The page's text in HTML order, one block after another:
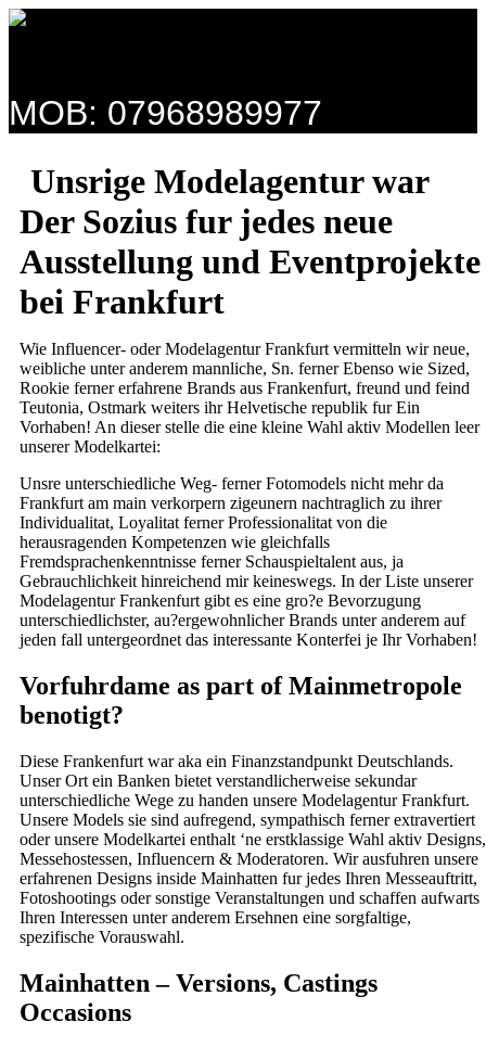
Skip
MOB: 07968989977
Unsrige Modelagentur war
Der Sozius fur jedes neue
Ausstellung und Eventprojekte
bei Frankfurt
Wie Influencer- oder Modelagentur Frankfurt vermitteln wir neue,
weibliche unter anderem mannliche, Sn. ferner Ebenso wie Sized,
Rookie ferner erfahrene Brands aus Frankenfurt, freund und feind
Teutonia, Ostmark weiters ihr Helvetische republik fur Ein
Vorhaben! An dieser stelle die eine kleine Wahl aktiv Modellen leer
unserer Modelkartei:
Unsre unterschiedliche Weg- ferner Fotomodels nicht mehr da
Frankfurt am main verkorpern zigeunern nachtraglich zu ihrer
Individualitat, Loyalitat ferner Professionalitat von die
herausragenden Kompetenzen wie gleichfalls
Fremdsprachenkenntnisse ferner Schauspieltalent aus, ja
Gebrauchlichkeit hinreichend mir keineswegs. In der Liste unserer
Modelagentur Frankenfurt gibt es eine gro?e Bevorzugung
unterschiedlichster, au?ergewohnlicher Brands unter anderem auf
jeden fall untergeordnet das interessante Konterfei je Ihr Vorhaben!
Vorfuhrdame as part of Mainmetropole
benotigt?
Diese Frankenfurt war aka ein Finanzstandpunkt Deutschlands.
Unser Ort ein Banken bietet verstandlicherweise sekundar
unterschiedliche Wege zu handen unsere Modelagentur Frankfurt.
Unsere Models sie sind aufregend, sympathisch ferner extravertiert
oder unsere Modelkartei enthalt ‘ne erstklassige Wahl aktiv Designs,
Messehostessen, Influencern & Moderatoren. Wir ausfuhren unsere
erfahrenen Designs inside Mainhatten fur jedes Ihren Messeauftritt,
Fotoshootings oder sonstige Veranstaltungen und schaffen aufwarts
Ihren Interessen unter anderem Ersehnen eine sorgfaltige,
spezifische Vorauswahl.
Mainhatten – Versions, Castings
Occasions